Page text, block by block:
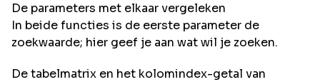
De parameters met elkaar vergeleken
In beide functies is de eerste parameter de
zoekwaarde; hier geef je aan wat wil je zoeken.
De tabelmatrix en het kolomindex-getal van